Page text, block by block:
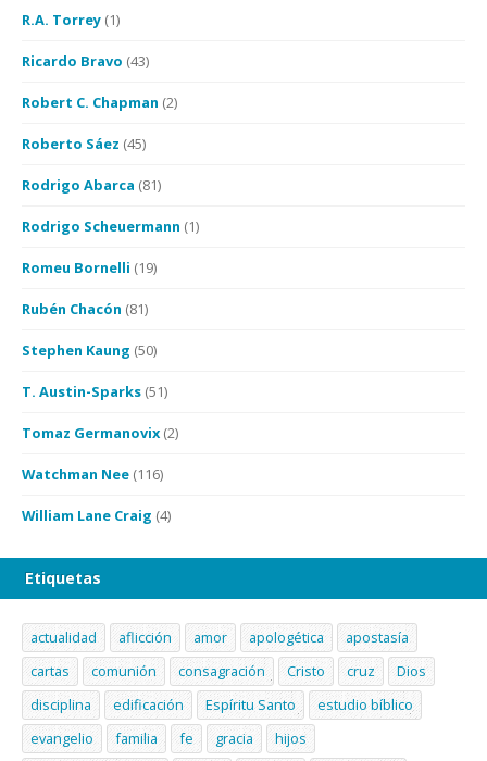
R.A. Torrey (1)
Ricardo Bravo (43)
Robert C. Chapman (2)
Roberto Sáez (45)
Rodrigo Abarca (81)
Rodrigo Scheuermann (1)
Romeu Bornelli (19)
Rubén Chacón (81)
Stephen Kaung (50)
T. Austin-Sparks (51)
Tomaz Germanovix (2)
Watchman Nee (116)
William Lane Craig (4)
Etiquetas
actualidad aflicción amor apologética
apostasía
cartas
comunión consagración Cristo cruz
Dios
disciplina
edificación Espíritu Santo
estudio bíblico
evangelio
familia fe gracia
hijos